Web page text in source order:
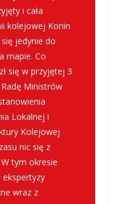
i cała
kolejowej Konin
jedynie do
mapie. Co
się w przyjętej 3
Ministrów
Lokalnej i
Kolejowej
nic się z
tym okresie
ekspertyzy
wraz z